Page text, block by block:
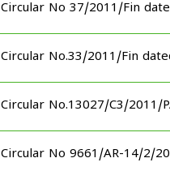
Circular No 37/2011/Fin
Circular No.33/2011/Fin
Circular No.13027/C3/2011/
Circular No 9661/AR-14/2/